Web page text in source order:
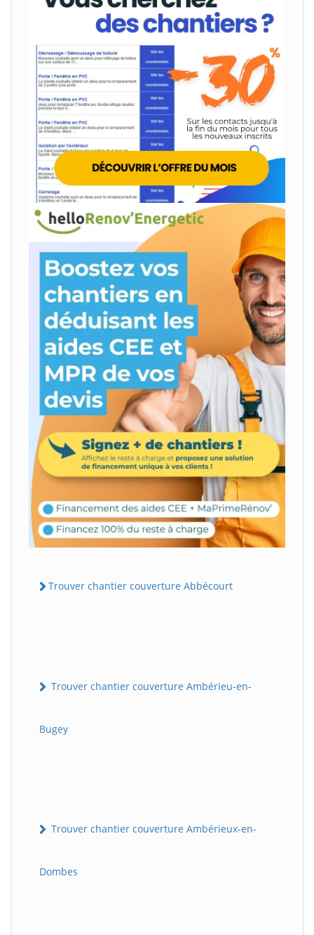
Trouver chantier couverture Abbécourt
Trouver chantier couverture Ambérieu-en-
Bugey
Trouver chantier couverture Ambérieux-en-
Dombes